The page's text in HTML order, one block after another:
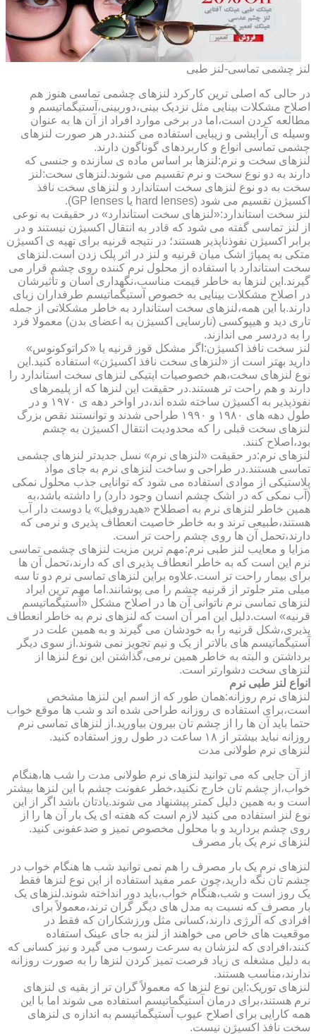
لنز چشمی تماسی-لنز طبی
در حالی که اصلی ترین کارکرد لنزهای چشمی تماسی هنوز هم
اصلاح مشکلات بینایی مثل نزدیک بینی،دوربینی،آستیگماتیسم و
مطالعه کردن است،اما در برخی موارد افراد از آن ها به عنوان
وسیله ی آرایشی و زیبایی استفاده می کنند.در هر صورت لنزهای
چشمی تماسی انواع و کاربردهای گوناگون دارند.
لنزهای سخت و نرم:لنزها بر اساس ماده ی سازنده و جنسی که
دارند به دو نوع سخت و نرم تقسیم می شوند.لنزهای سخت:لنز
سخت به دو نوع لنزهای سخت استاندارد و لنزهای سخت نافذ
اکسیژن تقسیم می شود (hard lenses یا GP lenses).
لنز سخت استاندارد:«لنزهای سخت استاندارد» در حقیقت به نوعی
از لنز تماسی گفته می شود که قادر به انتقال اکسیژن نیستند و در
برابر اکسیژن نفوذناپذیر هستند؛ در نتیجه قرنیه برای تهیه ی اکسیژن
متکی به پمپاژ اشک میان قرنیه و لنز در اثر پلک زدن است.لنزهای
سخت استاندارد با استفاده از محلول نرم کننده روی چشم قرار می
گیرند.این لنزها به خاطر قیمت مناسب،نگهداری آسان و تأثیرشان
در اصلاح مشکلات بینایی به خصوص آستیگماتیسم طرفداران زیای
دارند.با این همه،لنزهای سخت استاندارد به خاطر مشکلاتی از جمله
تاری دید و هیپوکسی (نارسایی اکسیژن به اعضای بدن) معمولا فرد
را به دردسر می اندازند.
لنز سخت نافذ اکسیژن:اگر مشکل قوز قرنیه یا «کراتوکونوس»
دارید بهتر است از «لنزهای سخت نافذ اکسیژن» استفاده کنید.این
نوع لنزهای سخت،هم خصوصیات اپتیکی لنزهای سخت استاندارد را
دارند و هم راحت تر هستند.در حقیقت این لنزها که از پلیمرهای
نفوذپذیر به اکسیژن ساخته شده اند،در اواخر دهه ی ۱۹۷۰ و در
طول دهه های ۱۹۸۰ و ۱۹۹۰ طراحی شدند و توانستند نقص بزرگ
لنزهای سخت قبلی را که محدودیت انتقال اکسیژن به چشم
بود،اصلاح کنند.
لنزهای نرم:در حقیقت «لنزهای نرم» نسل جدیدتر لنزهای چشمی
تماسی هستند.در طراحی و ساخت لنزهای نرم به جای مواد
پلاستیکی از موادی استفاده می شود که توانایی جذب محلول نمکی
(آب نمکی که در اشک چشم انسان وجود دارد) را داشته باشد،به
همین خاطر لنزهای نرم به اصطلاح «هیدروفیل» یا دوست دار آب
هستند،طبیعی ترند و به خاطر خاصیت انعطاف پذیری و نرمی که
دارند،تحمل آن ها روی چشم راحت تر است.
مزایا و معایب لنز طبی نرم:مهم ترین مزیت لنزهای چشمی تماسی
نرم این است که به خاطر انعطاف پذیری ای که دارند،تحمل آن ها
برای بیمار راحت تر است.علاوه براین لنزهای تماسی نرم دو تا سه
میلی متر جلوتر از قرنیه چشم را می پوشانند.اما مهم ترین ایراد
لنزهای تماسی نرم ناتوانی آن ها در اصلاح مشکل «آستیگماتیسم
قرنیه» است.دلیل این امر آن است که لنزهای نرم به خاطر انعطاف
پذیری،شکل قرنیه را به خودشان می گیرند و به همین علت در
آستیگماتیسم های بالاتر از یک و نیم تجویز نمی شوند.از سوی دیگر
برداشتن و البته به خاطر همین نرمی،گذاشتن این نوع لنزها از
لنزهای سخت دشوارتر است.
انواع لنز طبی نرم
لنزهای نرم روزانه:همان طور که از اسم این لنزها مشخص
است،برای استفاده ی روزانه طراحی شده اند و شب ها موقع خواب
حتما باید آن ها را از چشم تان بیرون بیاورید.از لنزهای تماسی نرم
روزانه نباید بیشتر از ۱۸ ساعت در طول روز استفاده کنید.
لنزهای نرم طولانی مدت
از آن جایی که می توانید لنزهای نرم طولانی مدت را شب ها،هنگام
خواب،از چشم تان خارج نکنید،خطر عفونت چشم با این لنزها بیشتر
است و به همین دلیل کمتر پیشنهاد می شوند.یادتان باشد اگر از این
نوع لنز استفاده می کنید لازم است که هفته ای یک بار آن ها را از
روی چشم بردارید و با محلول مخصوص تمیز و ضدعفونی کنید.
لنزهای نرم یک بار مصرف
لنزهای نرم یک بار مصرف را هم نمی توانید شب ها هنگام خواب در
چشم تان نگه دارید،چون عمر مفید استفاده از این نوع لنزها فقط
یک روز است و شب،هنگام خواب،باید دور انداخته شوند.لنزهای یک
بار مصرف که نسبت به مدل های دیگر گران ترند،معمولاً برای
افرادی که آلرژی دارند،کسانی مثل ورزشکاران که فقط در
موقعیت های خاص می خواهند از لنز به جای عینک استفاده
کنند،افرادی که لنزشان به سرعت رسوب می گیرد و نیز کسانی که
به دلیل مشغله ی زیاد فرصت تمیز کردن لنزها را به صورت روزانه
ندارند،مناسب هستند.
لنزهای توریک:این نوع لنزها که معمولاً گران تر از بقیه ی لنزهای
نرم هستند،برای درمان آستیگماتیسم استفاده می شوند اما با این
همه کارایی برای اصلاح عیوب آستیگماتیسم به اندازه ی لنزهای
سخت نافذ اکسیژن نیست.